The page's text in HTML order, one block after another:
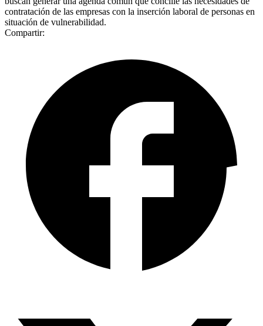
contratación de las empresas con la inserción laboral de personas en
situación de vulnerabilidad.
Compartir: